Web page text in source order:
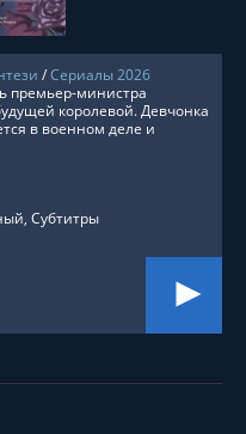
/Сериалы 2026
премьер-министра
королевой. Девчонка
в военном деле и
Субтитры